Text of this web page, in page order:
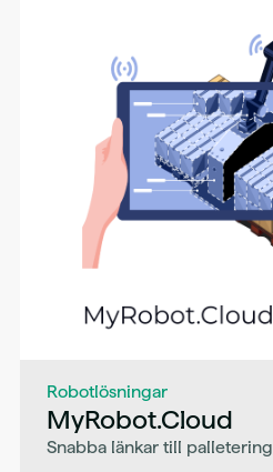
Robotlösningar
MyRobot.Cloud
Snabba länkar till palletering